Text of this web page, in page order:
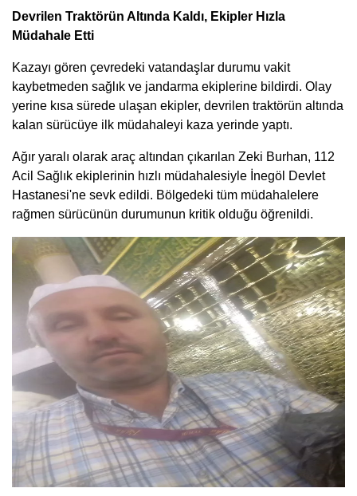
Devrilen Traktörün Altında Kaldı, Ekipler Hızla
Müdahale Etti
Kazayı gören çevredeki vatandaşlar durumu vakit
kaybetmeden sağlık ve jandarma ekiplerine bildirdi. Olay
yerine kısa sürede ulaşan ekipler, devrilen traktörün altında
kalan sürücüye ilk müdahaleyi kaza yerinde yaptı.
Ağır yaralı olarak araç altından çıkarılan Zeki Burhan, 112
Acil Sağlık ekiplerinin hızlı müdahalesiyle İnegöl Devlet
Hastanesi'ne sevk edildi. Bölgedeki tüm müdahalelere
rağmen sürücünün durumunun kritik olduğu öğrenildi.